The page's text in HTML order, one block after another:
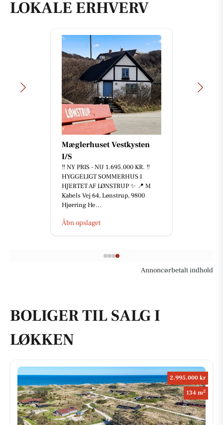
LOKALE ERHVERV
Autogården Løkken
🚗 Kom du godt hjem fra ferien?
Har bilen været med på
sommerens eventyr? Efter mange
kilometer på motorvejene og varme
dage...
Åbn opslaget
Annoncørbetalt indhold
BOLIGER TIL SALG I
LØKKEN
2.995.000 kr
134 m2